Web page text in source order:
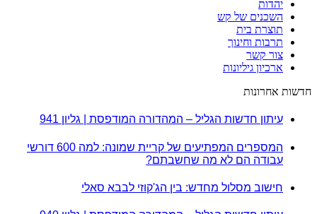
יהדות
השכנים של קש
תוצרת בית
תרבות וחינוך
צור קשר
ארכיון גיליונות
חדשות אחרונות
עיתון חדשות הגליל – המהדורה המודפסת | גליון 941
המספרים המפתיעים של קריית שמונה: למה 600 דורשי
עבודה הם לא מה שחשבתם?
חישוב מסלול מחדש: בין הג'קוזי לבבא סאלי